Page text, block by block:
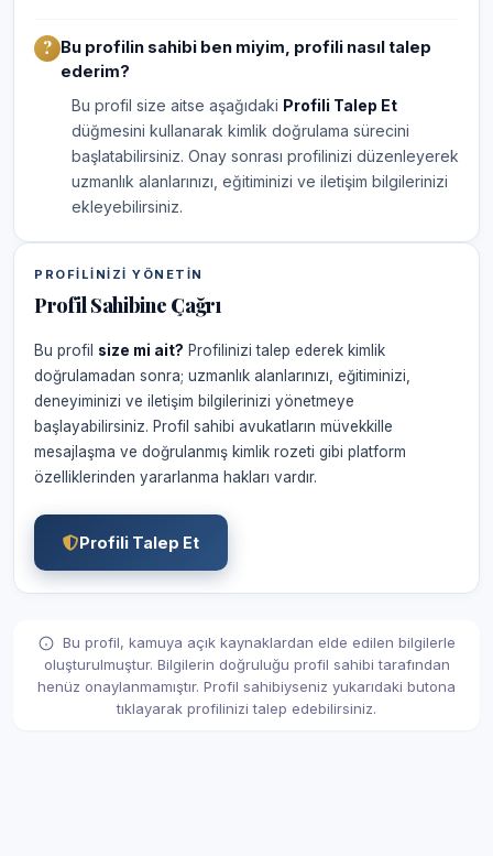
Bu profilin sahibi ben miyim, profili nasıl talep
ederim?
Bu profil size aitse aşağıdaki Profili Talep Et
düğmesini kullanarak kimlik doğrulama sürecini
başlatabilirsiniz. Onay sonrası profilinizi düzenleyerek
uzmanlık alanlarınızı, eğitiminizi ve iletişim bilgilerinizi
ekleyebilirsiniz.
PROFILINIZI YÖNETIN
Profil Sahibine Çağrı
Bu profil size mi ait? Profilinizi talep ederek kimlik
doğrulamadan sonra; uzmanlık alanlarınızı, eğitiminizi,
deneyiminizi ve iletişim bilgilerinizi yönetmeye
başlayabilirsiniz. Profil sahibi avukatların müvekkille
mesajlaşma ve doğrulanmış kimlik rozeti gibi platform
özelliklerinden yararlanma hakları vardır.
Profili Talep Et
Bu profil, kamuya açık kaynaklardan elde edilen bilgilerle
oluşturulmuştur. Bilgilerin doğruluğu profil sahibi tarafından
henüz onaylanmamıştır. Profil sahibiyseniz yukarıdaki butona
tıklayarak profilinizi talep edebilirsiniz.